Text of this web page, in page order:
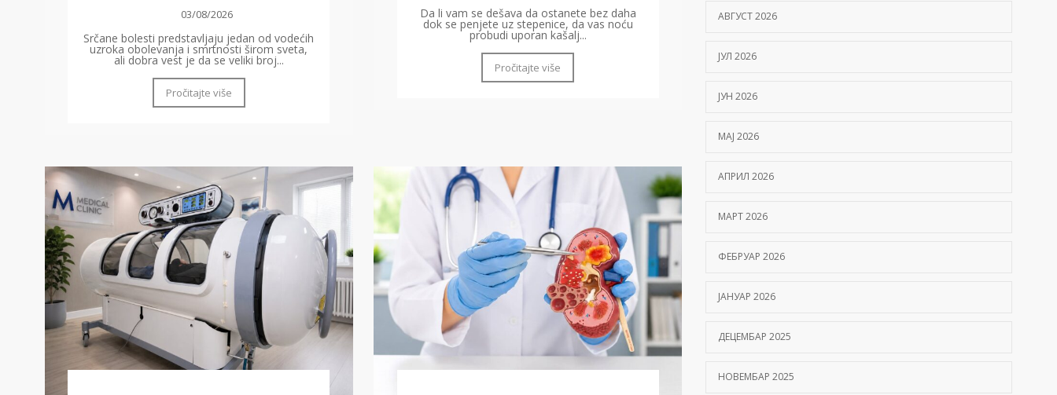
03/08/2026
Srčane bolesti predstavljaju jedan od vodećih
uzroka obolevanja i smrtnosti širom sveta,
ali dobra vest je da se veliki broj...
Pročitajte više
Da li vam se dešava da ostanete bez daha
dok se penjete uz stepenice, da vas noću
probudi uporan kašalj...
Pročitajte više
АВГУСТ 2026
ЈУЛ 2026
ЈУН 2026
МАЈ 2026
АПРИЛ 2026
МАРТ 2026
ФЕБРУАР 2026
ЈАНУАР 2026
ДЕЦЕМБАР 2025
НОВЕМБАР 2025